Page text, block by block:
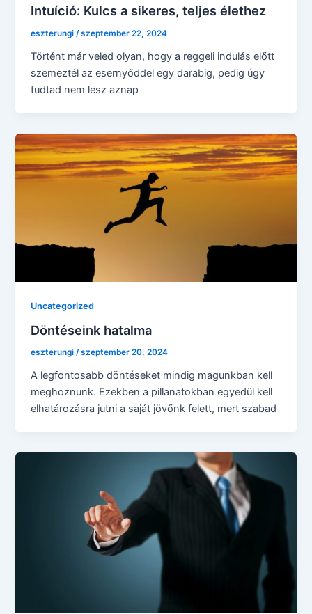
Intuíció: Kulcs a sikeres, teljes élethez
eszterungi/szeptember 22, 2024
Történt már veled olyan, hogy a reggeli indulás előtt
szemeztél az esernyőddel egy darabig, pedig úgy
tudtad nem lesz aznap
Uncategorized
Döntéseink hatalma
eszterungi/szeptember 20, 2024
A legfontosabb döntéseket mindig magunkban kell
meghoznunk. Ezekben a pillanatokban egyedül kell
elhatározásra jutni a saját jövőnk felett, mert szabad